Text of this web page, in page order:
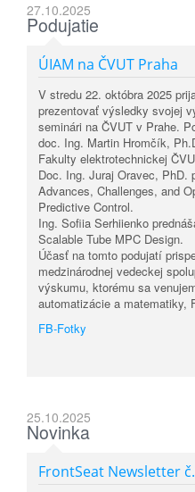
27.10.2025
Podujatie
ÚIAM na ČVUT Praha
V stredu 22. októbra 2025
prezentovať výsledky svojej
seminári na ČVUT v Prahe.
doc. Ing. Martin Hromčík,
Fakulty elektrotechnickej
Doc. Ing. Juraj Oravec, PhD.
Advances, Challenges, and
Predictive Control.
Ing. Sofiia Serhiienko
Scalable Tube MPC Design.
Účasť na tomto podujatí
medzinárodnej vedeckej
výskumu, ktorému sa
automatizácie a matematiky,
FB-Fotky
25.10.2025
Novinka
FrontSeat Newsletter